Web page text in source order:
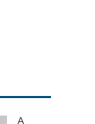
A